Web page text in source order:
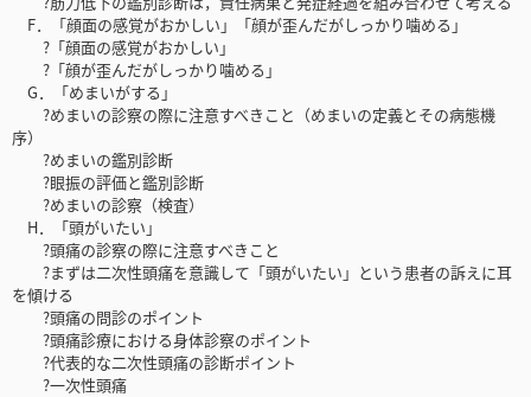
F．「顔面の感覚がおかしい」「顔が歪んだがしっかり噛める」
?「顔面の感覚がおかしい」
?「顔が歪んだがしっかり噛める」
G．「めまいがする」
?めまいの診察の際に注意すべきこと（めまいの定義とその病態機
序）
?めまいの鑑別診断
?眼振の評価と鑑別診断
?めまいの診察（検査）
H．「頭がいたい」
?頭痛の診察の際に注意すべきこと
?まずは二次性頭痛を意識して「頭がいたい」という患者の訴えに耳
を傾ける
?頭痛の問診のポイント
?頭痛診療における身体診察のポイント
?代表的な二次性頭痛の診断ポイント
?一次性頭痛